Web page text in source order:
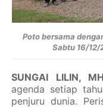
Poto bersama
Sabtu 16/12/
SUNGAI LILIN,
agenda setiap
penjuru dunia.